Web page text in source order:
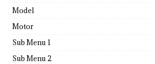
Model
Motor
Sub Menu 1
Sub Menu 2